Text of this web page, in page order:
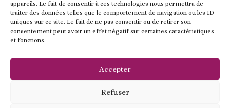
appareils. Le fait de consentir à ces technologies nous permettra de
traiter des données telles que le comportement de navigation ou les ID
uniques sur ce site. Le fait de ne pas consentir ou de retirer son
consentement peut avoir un effet négatif sur certaines caractéristiques
et fonctions.
Accepter
Refuser
Politique de cookie
CGV
Mon compte
Mes coordonnées